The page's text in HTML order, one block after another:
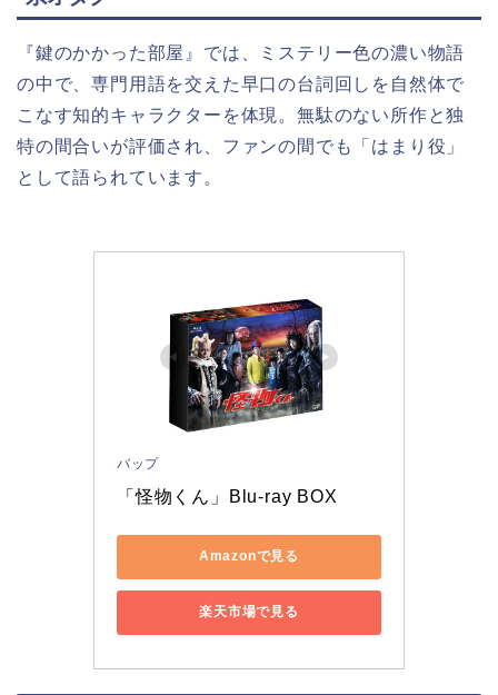
『鍵のかかった部屋』では、ミステリー色の濃い物語
の中で、専門用語を交えた早口の台詞回しを自然体で
こなす知的キャラクターを体現。無駄のない所作と独
特の間合いが評価され、ファンの間でも「はまり役」
として語られています。
バップ
「怪物くん」Blu-ray BOX
Amazonで見る
楽天市場で見る